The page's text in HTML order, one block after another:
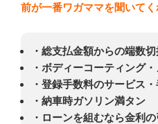
前が一番ワガママを聞いてく
・総支払金額からの端数
・ボディーコーティング
・登録手数料のサービス
・納車時ガソリン満タン
・ローンを組むなら金利